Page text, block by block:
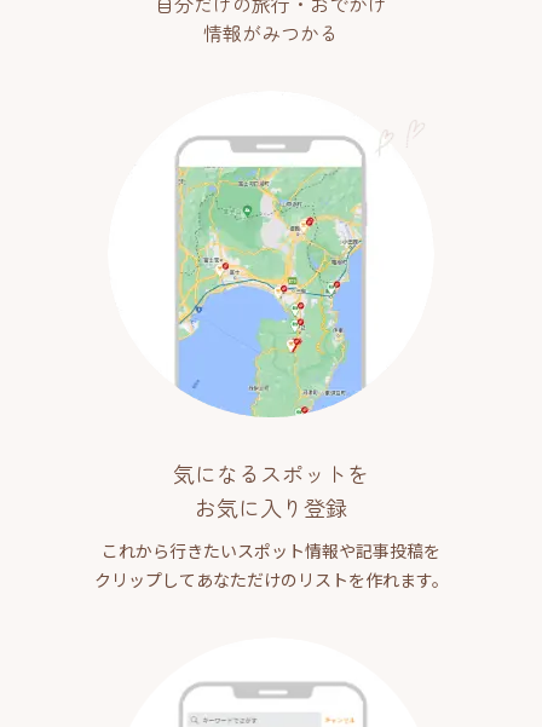
情報がみつかる
気になるスポットを
お気に入り登録
これから行きたいスポット情報や記事投稿を
クリップしてあなただけのリストを作れます。